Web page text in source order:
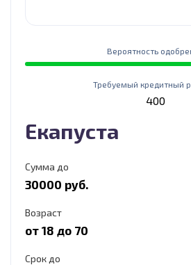
Вероятность
Требуемый кредитный
400
Екапуста
Сумма до
30000 руб.
Возраст
от 18 до 70
Срок до